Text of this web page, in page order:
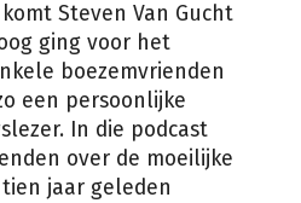
Steven Van Gucht
ging voor het
boezemvrienden
een persoonlijke
In die podcast
over de moeilijke
tien jaar geleden